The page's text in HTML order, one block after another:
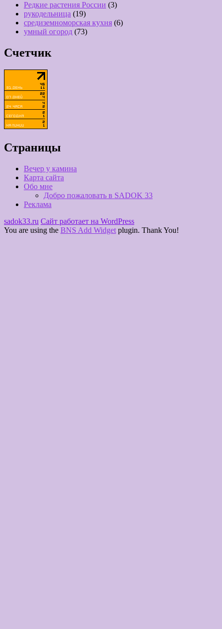
Редкие растения России (3)
рукодельница (19)
средиземноморская кухня (6)
умный огород (73)
Счетчик
Страницы
Вечер у камина
Карта сайта
Обо мне
Добро пожаловать в SADOK 33
Реклама
sadok33.ru Сайт работает на WordPress
You are using the BNS Add Widget plugin. Thank You!